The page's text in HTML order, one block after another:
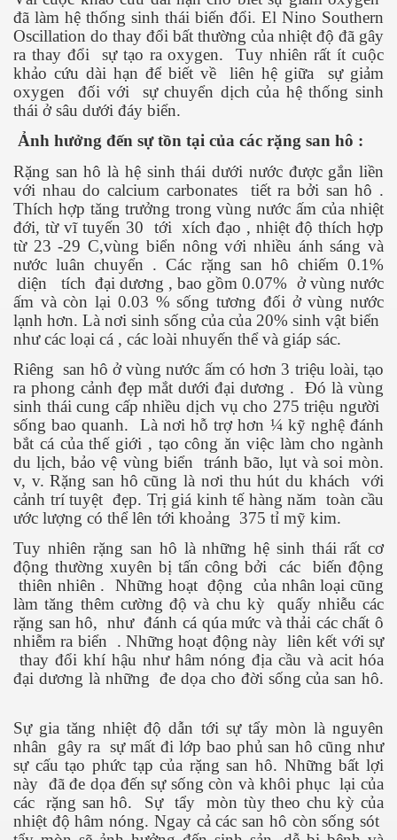
đã làm hệ thống sinh thái biến đổi. El Nino Southern
Oscillation do thay đổi bất thường của nhiệt độ đã gây
ra thay đổi
sự tạo ra oxygen.
Tuy nhiên rất ít cuộc
khảo cứu dài hạn để biết về
liên hệ giữa
sự giảm
oxygen
đối với
sự chuyển dịch của hệ thống sinh
thái ở sâu dưới đáy biển.
Ảnh hưởng đến sự tồn tại của các rặng san hô :
Rặng san hô là hệ sinh thái dưới nước được gắn liền
với nhau do calcium carbonates
tiết ra bởi san hô .
Thích hợp tăng trưởng trong vùng nước ấm của nhiệt
đới, từ vĩ tuyến 30
tới xích đạo , nhiệt độ thích hợp
từ 23 -29 C,vùng biển nông với nhiều ánh sáng và
nước luân chuyển . Các rặng san hô chiếm 0.1%
diện
tích đại dương , bao gồm 0.07% ở vùng nước
ấm và còn lại 0.03 % sống tương đối ở vùng nước
lạnh hơn. Là nơi sinh sống của của 20% sinh vật biển
như các loại cá , các loài nhuyến thể và giáp sác.
Riêng san hô ở vùng nước ấm có hơn 3 triệu loài, tạo
ra phong cảnh đẹp mắt dưới đại dương .
Đó là vùng
sinh thái cung cấp nhiều dịch vụ cho 275 triệu người
sống bao quanh.
Là nơi hỗ trợ hơn ¼ kỹ nghệ đánh
bắt cá của thế giới , tạo công ăn việc làm cho ngành
du lịch, bảo vệ vùng biển
tránh bão, lụt và soi mòn.
v, v. Rặng san hô cũng là nơi thu hút du khách
với
cảnh trí tuyệt đẹp. Trị giá kinh tế hàng năm toàn cầu
ước lượng có thể lên tới khoảng 375 tỉ mỹ kim.
Tuy nhiên rặng san hô là những hệ sinh thái rất cơ
động thường xuyên bị tấn công bởi
các
biến động
thiên nhiên .
Những hoạt động
của nhân loại cũng
làm tăng thêm cường độ và chu kỳ
quấy nhiễu các
rặng san hô, như đánh cá qúa mức và thải các chất ô
nhiễm ra biển
. Những hoạt động này liên kết với sự
thay đổi khí hậu như hâm nóng địa cầu và acit hóa
đại dương là những đe dọa cho đời sống của san hô.
Sự gia tăng nhiệt độ dẫn tới sự tẩy mòn là nguyên
nhân
gây ra sự mất đi lớp bao phủ san hô cũng như
sự cấu tạo phức tạp của rặng san hô. Những bất lợi
này đã đe dọa đến sự sống còn và khôi phục lại của
các
rặng san hô. Sự tẩy
mòn tùy theo chu kỳ của
nhiệt độ hâm nóng. Ngay cả các san hô còn sống sót
... P2